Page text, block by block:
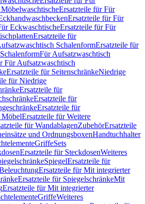
Ersatzteile für Für
Ersatzteile für Für
EckwaschtischeErsatzteile für Für
Ersatzteile für
SchalenformErsatzteile für
Für Aufsatzwaschtisch
Für Aufsatzwaschtisch
Ersatzteile für SeitenschränkeNiedrige
für Niedrige
Ersatzteile für
Ersatzteile für
Ersatzteile für
MöbelErsatzteile für Weitere
für WandablagenZubehörErsatzteile
und OrdnungsboxenHandtuchhalter
GriffeSets
Ersatzteile für SteckdosenWeiteres
SpiegelErsatzteile für
Ersatzteile für Mit integrierter
Ersatzteile für SpiegelschränkeMit
Ersatzteile für Mit integrierter
GriffeWeiteres